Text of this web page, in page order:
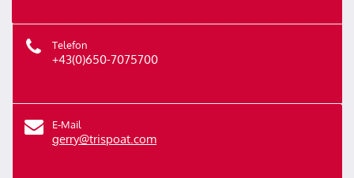
Telefon
+43(0)650-7075700
E-Mail
gerry@trispoat.com